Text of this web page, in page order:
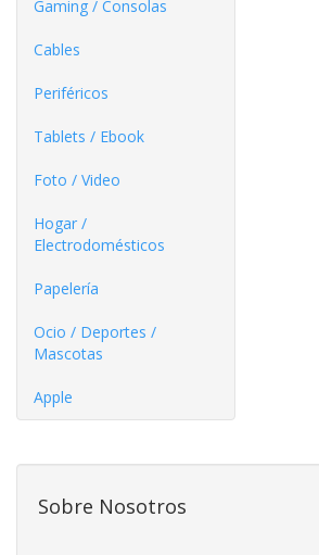
Gaming / Consolas
Cables
Periféricos
Tablets / Ebook
Foto / Video
Hogar /
Electrodomésticos
Papelería
Ocio / Deportes /
Mascotas
Apple
Sobre Nosotros